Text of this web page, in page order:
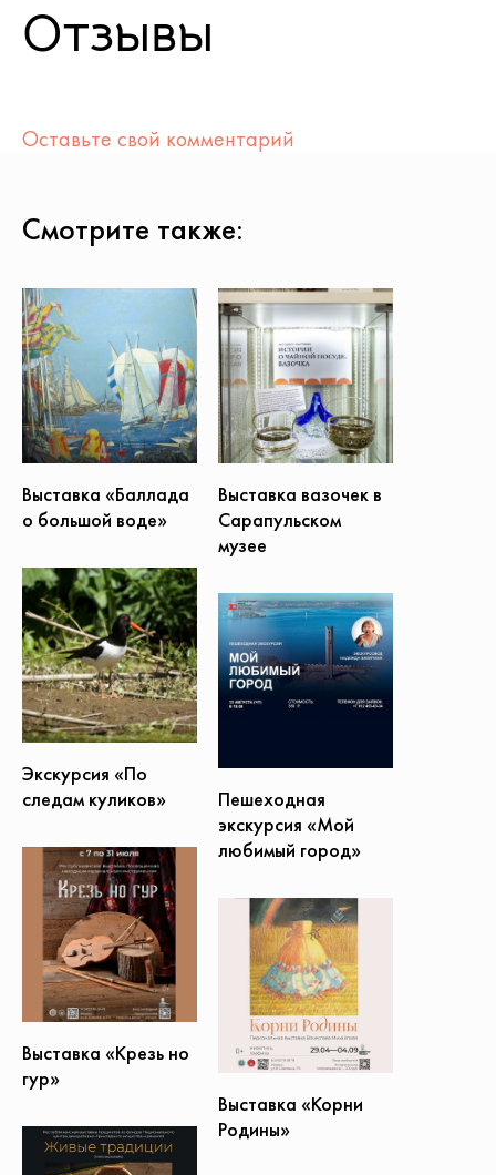
Отзывы
Оставьте свой комментарий
Смотрите также:
Выставка «Баллада
о большой воде»
Выставка вазочек в
Сарапульском
музее
Экскурсия «По
следам куликов»
Пешеходная
экскурсия «Мой
любимый город»
Выставка «Крезь но
гур»
Выставка «Корни
Родины»